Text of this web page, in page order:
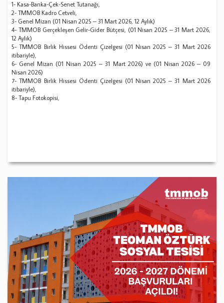
1- Kasa-Banka-Çek-Senet Tutanağı,
2- TMMOB Kadro Cetveli,
3- Genel Mizan (01 Nisan 2025 – 31 Mart 2026, 12 Aylık)
4- TMMOB Gerçekleşen Gelir-Gider Bütçesi, (01 Nisan 2025 – 31 Mart 2026,
12 Aylık)
5- TMMOB Birlik Hissesi Ödenti Çizelgesi (01 Nisan 2025 – 31 Mart 2026
itibariyle),
6- Genel Mizan (01 Nisan 2025 – 31 Mart 2026) ve (01 Nisan 2026 – 09
Nisan 2026)
7- TMMOB Birlik Hissesi Ödenti Çizelgesi (01 Nisan 2025 – 31 Mart 2026
itibariyle),
8- Tapu Fotokopisi,